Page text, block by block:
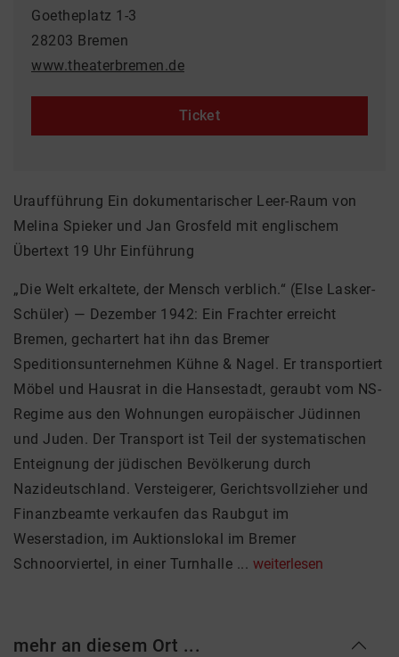
Goetheplatz 1-3
28203 Bremen
www.theaterbremen.de
Ticket
Uraufführung Ein dokumentarischer Leer-Raum von
Melina Spieker und Jan Grosfeld mit englischem
Übertext 19 Uhr Einführung
„Die Welt erkaltete, der Mensch verblich.“ (Else Lasker-
Schüler) — Dezember 1942: Ein Frachter erreicht
Bremen, gechartert hat ihn das Bremer
Speditionsunternehmen Kühne & Nagel. Er transportiert
Möbel und Hausrat in die Hansestadt, geraubt vom NS-
Regime aus den Wohnungen europäischer Jüdinnen
und Juden. Der Transport ist Teil der systematischen
Enteignung der jüdischen Bevölkerung durch
Nazideutschland. Versteigerer, Gerichtsvollzieher und
Finanzbeamte verkaufen das Raubgut im
Weserstadion, im Auktionslokal im Bremer
Schnoorviertel, in einer Turnhalle ... weiterlesen
mehr an diesem Ort ...